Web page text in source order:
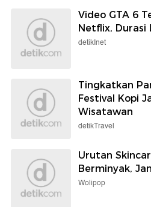
Video GTA 6
Netflix, Durasi
detikInet
Tingkatkan
Festival Kopi
Wisatawan
detikTravel
Urutan
Berminyak,
Wolipop